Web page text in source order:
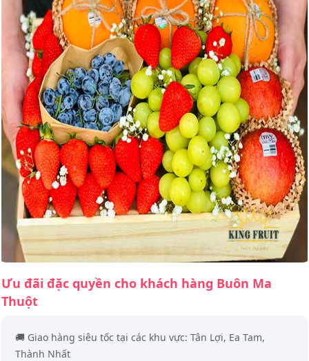
Ưu đãi đặc quyền cho khách hàng Buôn Ma
Thuột
🚚 Giao hàng siêu tốc tại các khu vực: Tân Lợi, Ea Tam,
Thành Nhất